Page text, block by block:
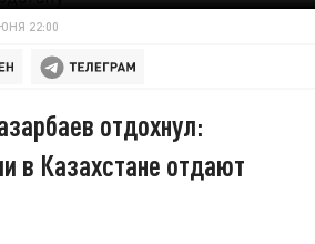
22:00
отдохнул:
в Казахстане отдают